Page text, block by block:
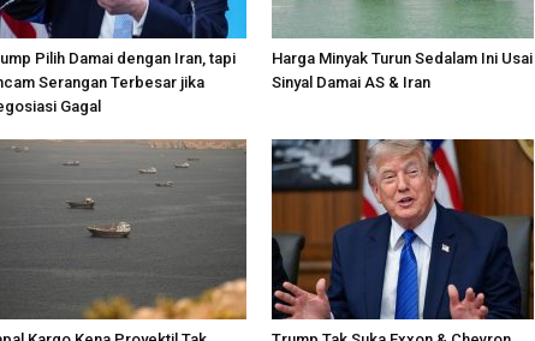
Pilih Damai dengan Iran, tapi
Serangan Terbesar jika
Gagal
Harga Minyak Turun Sedalam Ini Usai
Sinyal Damai AS & Iran